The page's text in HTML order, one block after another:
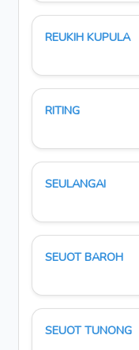
REUKIH KUPULA
RITING
SEULANGAI
SEUOT BAROH
SEUOT TUNONG